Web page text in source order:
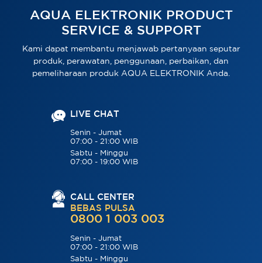
AQUA ELEKTRONIK PRODUCT
SERVICE & SUPPORT
Kami dapat membantu menjawab pertanyaan seputar
produk, perawatan, penggunaan, perbaikan, dan
pemeliharaan produk AQUA ELEKTRONIK Anda.
LIVE CHAT
Senin - Jumat
07:00 - 21:00 WIB
Sabtu - Minggu
07:00 - 19:00 WIB
CALL CENTER
BEBAS PULSA
0800 1 003 003
Senin - Jumat
07:00 - 21:00 WIB
Sabtu - Minggu